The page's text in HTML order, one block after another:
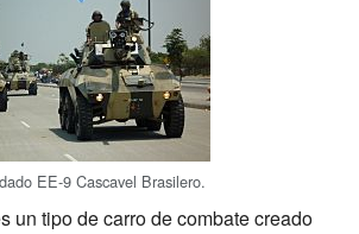
EE-9 Cascavel Brasilero.
un tipo de carro de combate creado